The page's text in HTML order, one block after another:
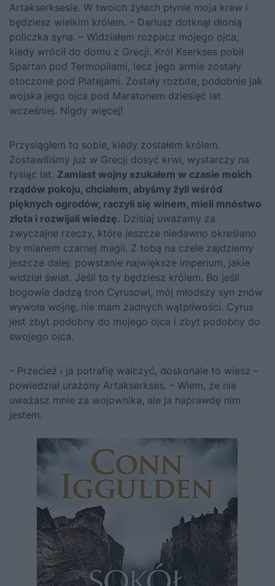
Artakserksesie. W twoich żyłach płynie moja krew i
będziesz wielkim królem. – Dariusz dotknął dłonią
policzka syna. – Widziałem rozpacz mojego ojca,
kiedy wrócił do domu z Grecji. Król Kserkses pobił
Spartan pod Termopilami, lecz jego armie zostały
otoczone pod Platejami. Zostały rozbite, podobnie jak
wojska jego ojca pod Maratonem dziesięć lat
wcześniej. Nigdy więcej!
Przysiągłem to sobie, kiedy zostałem królem.
Zostawiliśmy już w Grecji dosyć krwi, wystarczy na
tysiąc lat. Zamiast wojny szukałem w czasie moich
rządów pokoju, chciałem, abyśmy żyli wśród
pięknych ogrodów, raczyli się winem, mieli mnóstwo
złota i rozwijali wiedzę. Dzisiaj uważamy za
zwyczajne rzeczy, które jeszcze niedawno określano
by mianem czarnej magii. Z tobą na czele zajdziemy
jeszcze dalej: powstanie największe imperium, jakie
widział świat. Jeśli to ty będziesz królem. Bo jeśli
bogowie dadzą tron Cyrusowi, mój młodszy syn znów
wywoła wojnę, nie mam żadnych wątpliwości. Cyrus
jest zbyt podobny do mojego ojca i zbyt podobny do
swojego ojca.
– Przecież i ja potrafię walczyć, doskonale to wiesz –
powiedział urażony Artakserkses. – Wiem, że nie
uważasz mnie za wojownika, ale ja naprawdę nim
jestem.